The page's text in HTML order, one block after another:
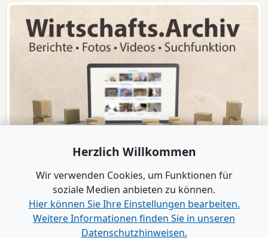
www.B2B-Wirtschaft.de
Herzlich Willkommen
Wir verwenden Cookies, um Funktionen für
soziale Medien anbieten zu können.
Hier können Sie Ihre Einstellungen bearbeiten.
Weitere Informationen finden Sie in unseren
Datenschutzhinweisen.